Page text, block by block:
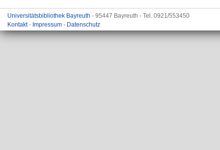
Universitätsbibliothek Bayreuth - 95447 Bayreuth - Tel. 0921/553450
Kontakt- Impressum - Datenschutz